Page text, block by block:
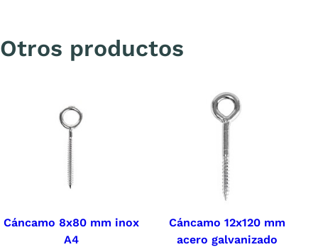
Otros productos
Cáncamo 8x80 mm inox
A4
Cáncamo 12x120 mm
acero galvanizado